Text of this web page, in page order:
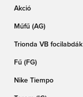
Akció
Műfű (AG)
Trionda VB focilabdák
Fű (FG)
Nike Tiempo